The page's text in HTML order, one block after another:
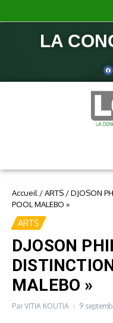
LA
Accueil /ARTS /DJOSON
POOL MALEBO »
ARTS
DJOSON
MALEBO »
ParVITIA KOUTIA 9